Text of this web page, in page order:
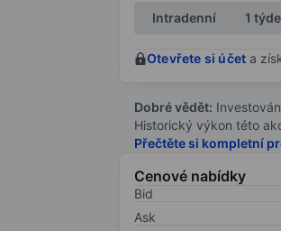
End of interactive
Intradenní 1
Otevřete si účet a
Dobré vědět:
Historický výkon této
Přečtěte si kompletní
Cenové nabídky
Bid
Ask